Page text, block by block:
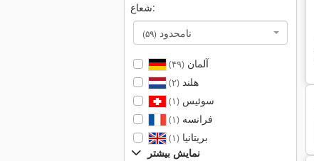
شعاع:
نامحدود (۵۹)
آلمان(۴۹)
هلند(۲)
سوئیس(۱)
فرانسه(۱)
بریتانیا(۱)
نمایش بیشتر
Exner Gallmac Wmw 115